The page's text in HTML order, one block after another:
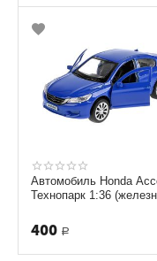
Автомобиль Honda
Технопарк 1:36
400 Р